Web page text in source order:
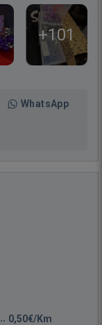
+101
WhatsApp
0,50€/Km